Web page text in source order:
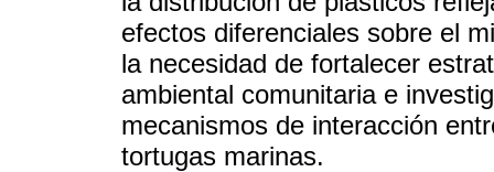
efectos diferenciales sobre el
la necesidad de fortalecer
ambiental comunitaria e
mecanismos de interacción
tortugas marinas.